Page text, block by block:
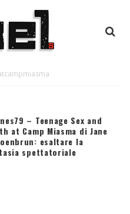
– Teenage Sex and
at Camp Miasma di Jane
esaltare la
spettatoriale